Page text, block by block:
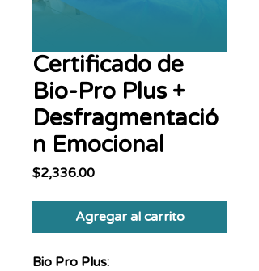
Certificado de
Bio-Pro Plus +
Desfragmentació
n Emocional
$2,336.00Precio
Agregar al carrito
Bio Pro Plus: